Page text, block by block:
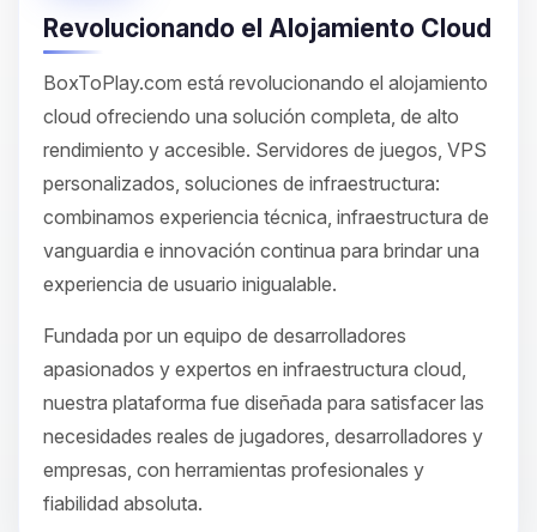
Revolucionando el Alojamiento Cloud
BoxToPlay.com está revolucionando el alojamiento
cloud ofreciendo una solución completa, de alto
rendimiento y accesible. Servidores de juegos, VPS
personalizados, soluciones de infraestructura:
combinamos experiencia técnica, infraestructura de
vanguardia e innovación continua para brindar una
experiencia de usuario inigualable.
Fundada por un equipo de desarrolladores
apasionados y expertos en infraestructura cloud,
nuestra plataforma fue diseñada para satisfacer las
necesidades reales de jugadores, desarrolladores y
empresas, con herramientas profesionales y
fiabilidad absoluta.